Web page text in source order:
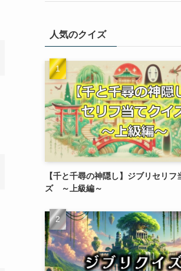
人気のクイズ
【千と千尋の神隠し】ジブリセリフ
ズ ～上級編～